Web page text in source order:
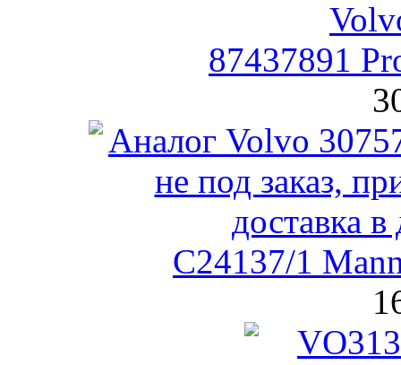
87437891
C24137/1